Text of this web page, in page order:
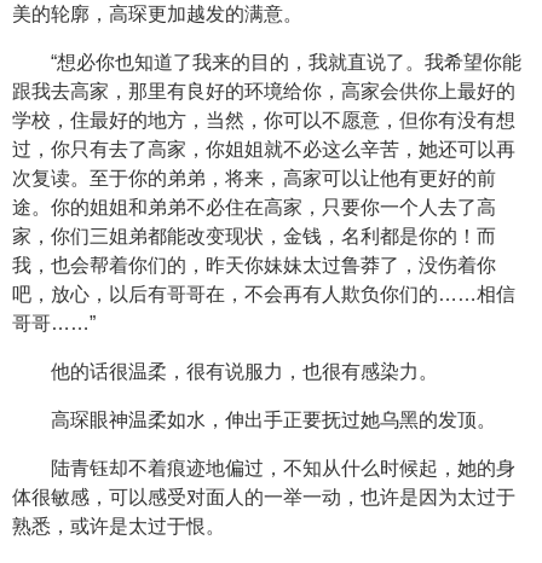
美的轮廓，高琛更加越发的满意。
“想必你也知道了我来的目的，我就直说了。我希望你能
跟我去高家，那里有良好的环境给你，高家会供你上最好的
学校，住最好的地方，当然，你可以不愿意，但你有没有想
过，你只有去了高家，你姐姐就不必这么辛苦，她还可以再
次复读。至于你的弟弟，将来，高家可以让他有更好的前
途。你的姐姐和弟弟不必住在高家，只要你一个人去了高
家，你们三姐弟都能改变现状，金钱，名利都是你的！而
我，也会帮着你们的，昨天你妹妹太过鲁莽了，没伤着你
吧，放心，以后有哥哥在，不会再有人欺负你们的……相信
哥哥……”
他的话很温柔，很有说服力，也很有感染力。
高琛眼神温柔如水，伸出手正要抚过她乌黑的发顶。
陆青钰却不着痕迹地偏过，不知从什么时候起，她的身
体很敏感，可以感受对面人的一举一动，也许是因为太过于
熟悉，或许是太过于恨。